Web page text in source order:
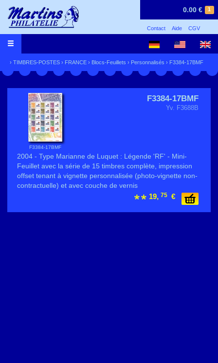
1
0.00 €
Contact Aide CGV
› TIMBRES-POSTES › FRANCE › Blocs-Feuillets › Personnalisés › F3384-17BMF
F3384-17BMF
F3384-17BMF
Yv. F3688B
2004 - Type Marianne de Luquet : Légende 'RF' - Mini-
Feuillet avec la série de 15 timbres complète, impression
offset tenant à vignette personnalisée (photo-vignette non-
contractuelle) et avec couche de vernis
19, 75 €